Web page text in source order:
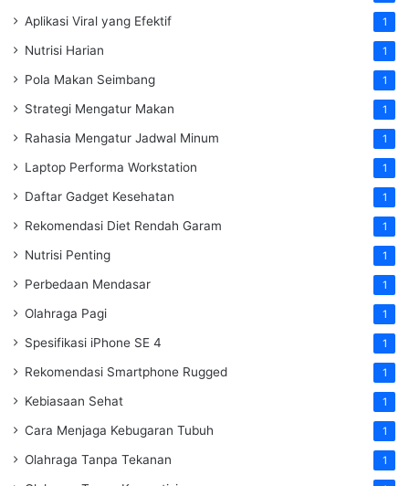
Aplikasi Viral yang Efektif 1
Nutrisi Harian 1
Pola Makan Seimbang 1
Strategi Mengatur Makan 1
Rahasia Mengatur Jadwal Minum 1
Laptop Performa Workstation 1
Daftar Gadget Kesehatan 1
Rekomendasi Diet Rendah Garam 1
Nutrisi Penting 1
Perbedaan Mendasar 1
Olahraga Pagi 1
Spesifikasi iPhone SE 4 1
Rekomendasi Smartphone Rugged 1
Kebiasaan Sehat 1
Cara Menjaga Kebugaran Tubuh 1
Olahraga Tanpa Tekanan 1